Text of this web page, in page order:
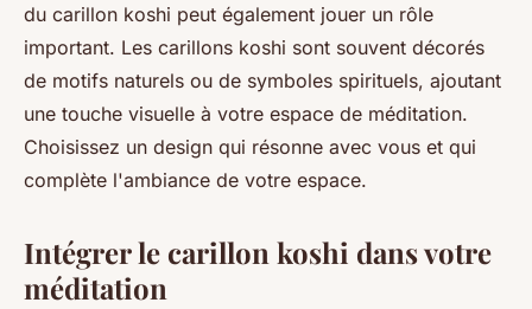
du carillon koshi peut également jouer un rôle
important. Les carillons koshi sont souvent décorés
de motifs naturels ou de symboles spirituels, ajoutant
une touche visuelle à votre espace de méditation.
Choisissez un design qui résonne avec vous et qui
complète l'ambiance de votre espace.
Intégrer le carillon koshi dans votre
méditation